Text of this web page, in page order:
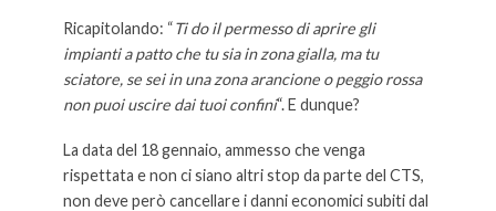
Ricapitolando: “Ti do il permesso di aprire gli
impianti a patto che tu sia in zona gialla, ma tu
sciatore, se sei in una zona arancione o peggio rossa
non puoi uscire dai tuoi confini“. E dunque?
La data del 18 gennaio, ammesso che venga
rispettata e non ci siano altri stop da parte del CTS,
non deve però cancellare i danni economici subiti dal